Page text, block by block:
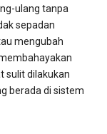
ulang tanpa
sepadan
mengubah
sulit dilakukan
berada di sistem